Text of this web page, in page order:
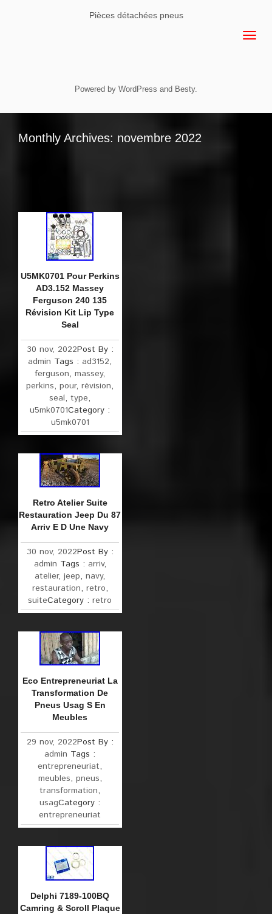
Pièces détachées pneus
Powered by WordPress and Besty.
Monthly Archives: novembre 2022
U5MK0701 Pour Perkins
AD3.152 Massey
Ferguson 240 135
Révision Kit Lip Type
Seal
30 nov, 2022Post By :
admin Tags : ad3152,
ferguson,massey,
perkins,pour,révision,
seal,type,
u5mk0701Category :
u5mk0701
Retro Atelier Suite
Restauration Jeep Du 87
Arriv E D Une Navy
30 nov, 2022Post By :
admin Tags : arriv,
atelier,jeep,navy,
restauration, retro,
suiteCategory :retro
Eco Entrepreneuriat La
Transformation De
Pneus Usag S En
Meubles
29 nov, 2022Post By :
admin Tags :
entrepreneuriat,
meubles, pneus,
transformation,
usagCategory :
entrepreneuriat
Delphi 7189-100BQ
Camring & Scroll Plaque